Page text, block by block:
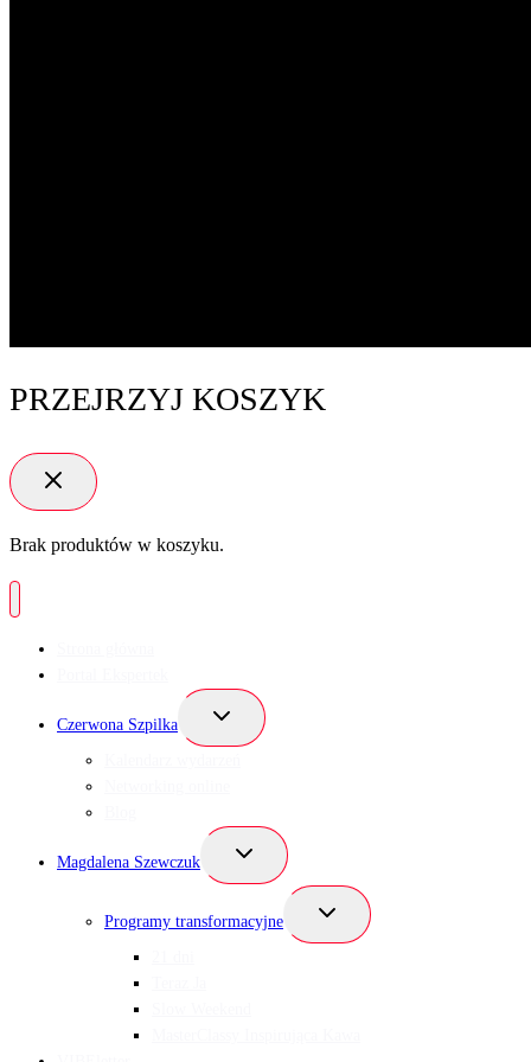
PRZEJRZYJ KOSZYK
Brak produktów w koszyku.
Czerwona Szpilka
Przełącz
podrzędne
Magdalena Szewczuk
Przełącz
podrzędne
Programy transformacyjne
Przełącz
podrzędne